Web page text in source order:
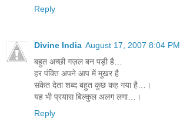
Reply
Divine India August 17, 2007 8:04 PM
बहुत अच्छी गज़ल बन पड़ी है…
हर पंक्ति अपने आप में मुखर है
संकेत देता शब्द बहुत कुछ कह गया है…।
यह भी प्रयास बिल्कुल अलग लगा…।
Reply